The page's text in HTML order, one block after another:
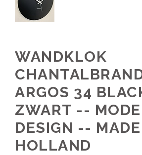
WANDKLOK
ARGOS 34
ZWART --
DESIGN --
HOLLAND